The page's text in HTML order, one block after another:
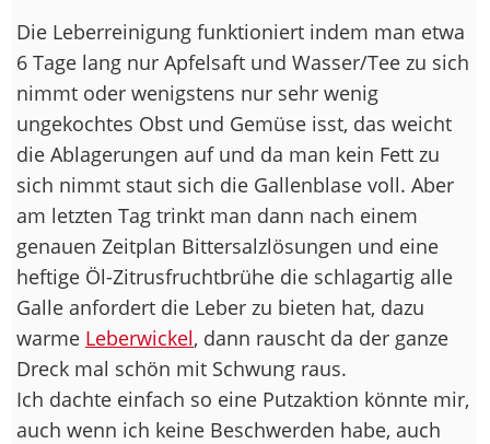
Die Leberreinigung funktioniert indem man etwa
6 Tage lang nur Apfelsaft und Wasser/Tee zu sich
nimmt oder wenigstens nur sehr wenig
ungekochtes Obst und Gemüse isst, das weicht
die Ablagerungen auf und da man kein Fett zu
sich nimmt staut sich die Gallenblase voll. Aber
am letzten Tag trinkt man dann nach einem
genauen Zeitplan Bittersalzlösungen und eine
heftige Öl-Zitrusfruchtbrühe die schlagartig alle
Galle anfordert die Leber zu bieten hat, dazu
warme Leberwickel, dann rauscht da der ganze
Dreck mal schön mit Schwung raus.
Ich dachte einfach so eine Putzaktion könnte mir,
auch wenn ich keine Beschwerden habe, auch